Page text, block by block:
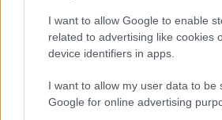
I want to allow Google to enable
related to advertising like cookies
device identifiers in apps.
I want to allow my user data to be
Google for online advertising
A xenomorph nem
másik szörny is
Alien: Earth
új előzetes